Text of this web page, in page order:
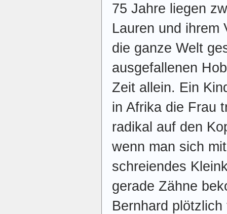
75 Jahre liegen
Lauren und ihrem
die ganze Welt
ausgefallenen
Zeit allein. Ein
in Afrika die Frau
radikal auf den
wenn man sich
schreiendes
gerade Zähne
Bernhard